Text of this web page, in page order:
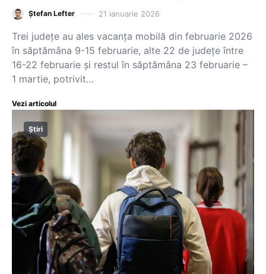
Ștefan Lefter 21 ianuarie 2026
Trei județe au ales vacanța mobilă din februarie 2026
în săptămâna 9-15 februarie, alte 22 de județe între
16-22 februarie și restul în săptămâna 23 februarie –
1 martie, potrivit…
Vezi articolul
Știri